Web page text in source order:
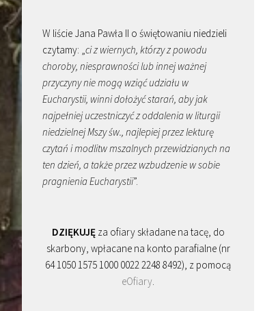
W liście Jana Pawła II o świętowaniu niedzieli
czytamy: „ci z wiernych, którzy z powodu
choroby, niesprawności lub innej ważnej
przyczyny nie mogą wziąć udziału w
Eucharystii, winni dołożyć starań, aby jak
najpełniej uczestniczyć z oddalenia w liturgii
niedzielnej Mszy św., najlepiej przez lekturę
czytań i modlitw mszalnych przewidzianych na
ten dzień, a także przez wzbudzenie w sobie
pragnienia Eucharystii”.
DZIĘKUJĘza ofiary składane na tacę, do
skarbony, wpłacane na konto parafialne (nr
64 1050 1575 1000 0022 2248 8492), z pomocą
eOfiary.